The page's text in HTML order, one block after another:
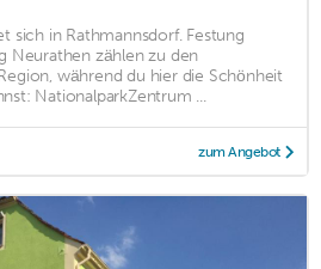
sich in Rathmannsdorf. Festung
Neurathen zählen zu den
während du hier die Schönheit
NationalparkZentrum ...
zum Angebot